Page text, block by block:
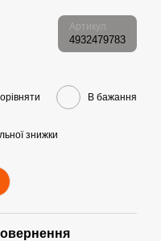
Артикул
4932479783
В бажання
знижки